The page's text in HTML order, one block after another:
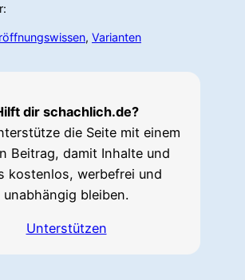
, Varianten
dir schachlich.de?
die Seite mit einem
Beitrag, damit Inhalte und
kostenlos, werbefrei und
unabhängig bleiben.
Unterstützen